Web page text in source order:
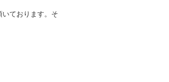
ております。そ